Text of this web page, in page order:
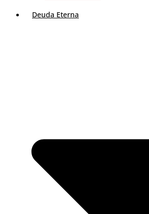
Deuda Eterna